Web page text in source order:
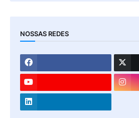
NOSSAS REDES